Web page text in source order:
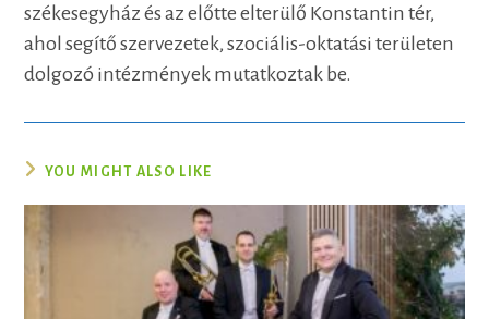
székesegyház és az előtte elterülő Konstantin tér,
ahol segítő szervezetek, szociális-oktatási területen
dolgozó intézmények mutatkoztak be.
YOU MIGHT ALSO LIKE